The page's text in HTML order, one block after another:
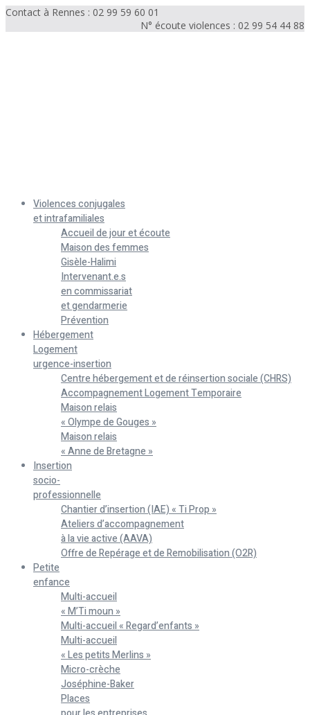
Contact à Rennes : 02 99 59 60 01
N° écoute violences : 02 99 54 44 88
Violences conjugales
et intrafamiliales
Accueil de jour et écoute
Maison des femmes
Gisèle-Halimi
Intervenant.e.s
en commissariat
et gendarmerie
Prévention
Hébergement
Logement
urgence-insertion
Centre hébergement et de réinsertion sociale (CHRS)
Accompagnement Logement Temporaire
Maison relais
« Olympe de Gouges »
Maison relais
« Anne de Bretagne »
Insertion
socio-
professionnelle
Chantier d’insertion (IAE) « Ti Prop »
Ateliers d’accompagnement
à la vie active (AAVA)
Offre de Repérage et de Remobilisation (O2R)
Petite
enfance
Multi-accueil
« M’Ti moun »
Multi-accueil « Regard’enfants »
Multi-accueil
« Les petits Merlins »
Micro-crèche
Joséphine-Baker
Places